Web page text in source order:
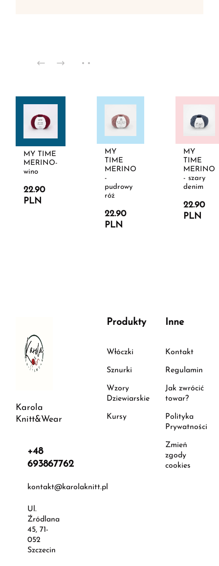
MY TIME
MERINO-
wino
22.90
PLN
MY
TIME
MERINO
-
pudrowy
róż
22.90
PLN
MY
TIME
MERINO
- szary
denim
22.90
PLN
Karola
Knitt&Wear
+48
693867762
kontakt@karolaknitt.pl
Ul.
Źródlana
45, 71-
052
Szczecin
Produkty
Włóczki
Sznurki
Wzory
Dziewiarskie
Kursy
Inne
Kontakt
Regulamin
Jak zwrócić
towar?
Polityka
Prywatności
Zmień
zgody
cookies